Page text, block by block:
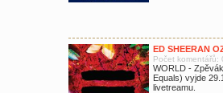
ED SHEERAN
Počet komentářů:
WORLD -
Equals) vyjde
livetreamu.